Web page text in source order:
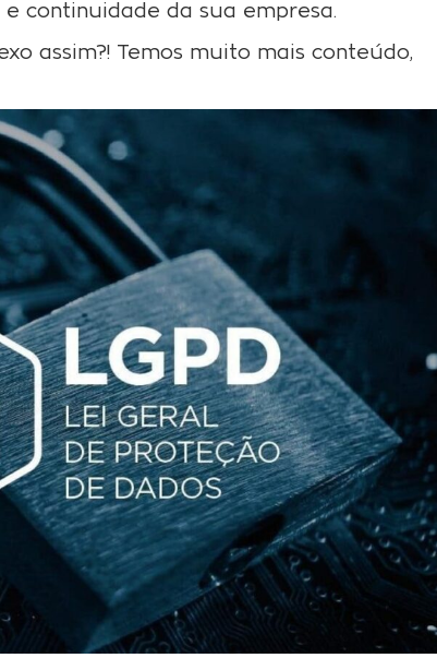
continuidade da sua empresa.
assim?! Temos muito mais conteúdo,